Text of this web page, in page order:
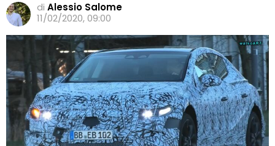
di Alessio Salome
11/02/2020, 09:00